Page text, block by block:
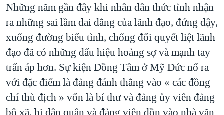
Những năm gần đây khi nhân dân thức tỉnh nhận
ra những sai lầm dai dẳng của lãnh đạo, đứng dậy,
xuống đường biểu tình, chống đối quyết liệt lãnh
đạo đã có những dấu hiệu hoảng sợ và mạnh tay
trấn áp hơn. Sự kiện Đồng Tâm ở Mỹ Đức nổ ra
với đặc điểm là đảng đánh thẳng vào « các đồng
chí thù địch » vốn là bí thư và đảng ủy viên đảng